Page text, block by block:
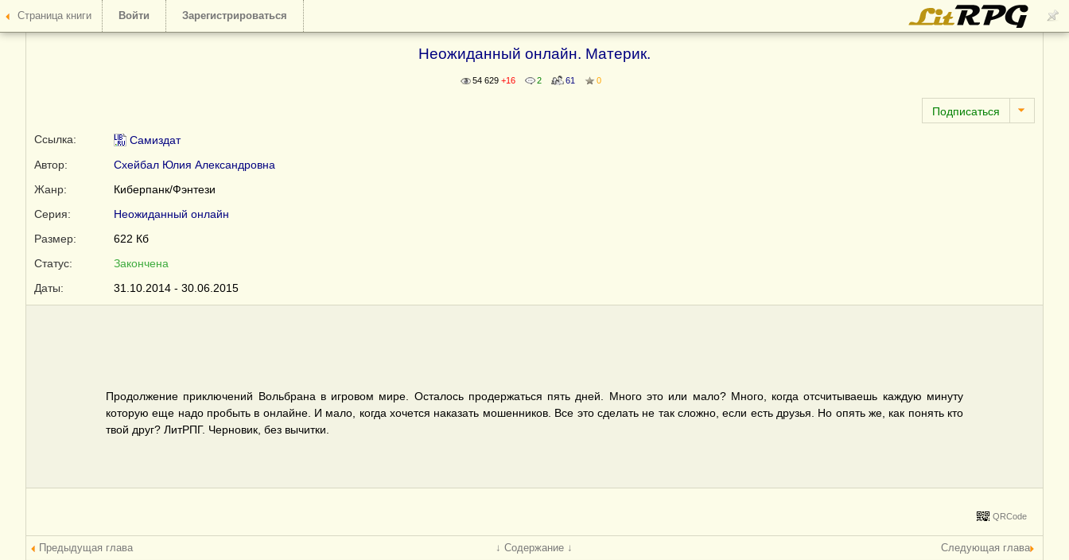
Страница книги Войти Зарегистрироваться
Неожиданный онлайн. Материк.
54 629 +16 2 61 0
Ссылка:
Самиздат
Автор:
Схейбал Юлия Александровна
Жанр:
Киберпанк/Фэнтези
Серия:
Неожиданный онлайн
Размер:
622 Кб
Статус:
Закончена
Даты:
31.10.2014 - 30.06.2015
Продолжение приключений Вольбрана в игровом мире. Осталось продержаться пять дней. Много это или мало? Много, когда отсчитываешь каждую минуту
которую еще надо пробыть в онлайне. И мало, когда хочется наказать мошенников. Все это сделать не так сложно, если есть друзья. Но опять же, как понять кто
твой друг? ЛитРПГ. Черновик, без вычитки.
QRCode
Предыдущая глава ↓ Содержание ↓ Следующая глава